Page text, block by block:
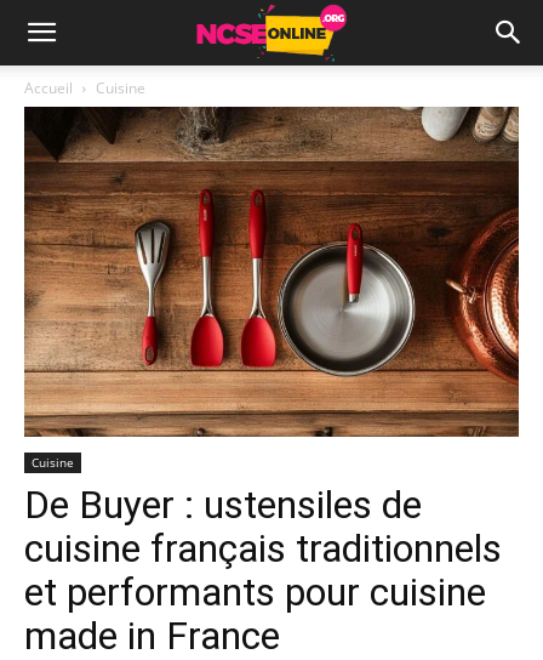
Accueil Cuisine
Cuisine
De Buyer : ustensiles de
cuisine français traditionnels
et performants pour cuisine
made in France